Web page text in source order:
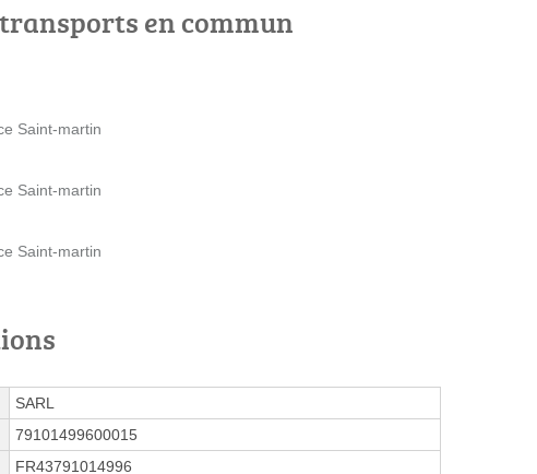
en commun
Saint-martin
Saint-martin
Saint-martin
SARL
79101499600015
FR43791014996